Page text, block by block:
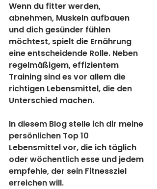
Wenn du fitter werden,
abnehmen, Muskeln aufbauen
und dich gesünder fühlen
möchtest, spielt die Ernährung
eine entscheidende Rolle. Neben
regelmäßigem, effizientem
Training sind es vor allem die
richtigen Lebensmittel, die den
Unterschied machen.
In diesem Blog stelle ich dir meine
persönlichen Top 10
Lebensmittel vor, die ich täglich
oder wöchentlich esse und jedem
empfehle, der sein Fitnessziel
erreichen will.